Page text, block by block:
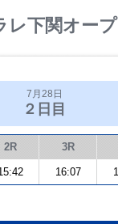
レ下関オー
7月28日
２日目
2R 3R
16:07